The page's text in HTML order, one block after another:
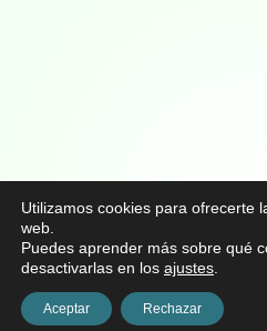
Utilizamos cookies para ofrecerte
web.
Puedes aprender más sobre qué
desactivarlas en los ajustes
Aceptar Rechazar